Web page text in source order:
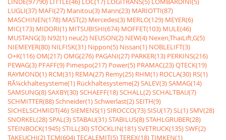
LUGLI(37) MAFI(27) Manitou(3) Mann(23) MARIOTTI(87)
MASCHINEN(178) MAST(2) Mercedes(3) MERLO(129) MEYER(6)
MIC(173) MIDORI(1) MITSUBISHI(674) MOFFET(103) MULE(46)
MUSTANG(3) N92(1) neu(2) NEUSON(2) NEW(4) Nexen,ThaiLift,G(5)
NIEMEYER(80) NILFISK(31) Nippon(5) Nissan(1) NOBLELIFT(3)
O+K(116)OM(217)OMG(276) PAGANI(27) PARKER(13) PERKINS(216)
PEWAG(3) PFAFF(9) Pimespo(217) Power(5) PRAMAC(23)QTECK(19)
RAYMOND(1) RCM(31) REMA(27) Remy(25) RHM(1) ROCLA(30) RS(1)
RÃ¼ckhaltesysteme(1) Rückhaltesysteme(2)SALEV(3)SAMAG(14)
SAMSUNG(8)SAXBY(30)SCHAEFF(18)SCHALL(2)SCHALTBAU(7)
SCHMITTER(88)Schneider(1)Schwerlast(2)SEITH(9)
SICHELSCHMIDT(46)SIEMENS(1)SIROCCO(73)SISU(17)SL(1)SMV(28)
SNORKEL(28)SPAL(3)STABAU(31)STABILUS(8)STAHLGRUBER(28)
STEINBOCK(1945)STILL(30)STÖCKLIN(181)SVETRUCK(135)SWF(2)
TAKEUCHI(2)TCM(604)TECALEMIT(5)TEREX(18)TIMKEN(1)